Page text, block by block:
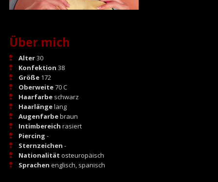
Über mich
Alter30
Konfektion 38
Größe172
Oberweite70 C
Haarfarbeschwarz
Haarlängelang
Augenfarbebraun
Intimbereich rasiert
Piercing -
Sternzeichen -
Nationalität osteuropäisch
Sprachen englisch, spanisch